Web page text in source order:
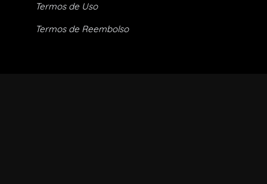
Termos de Uso
Termos de Reembolso